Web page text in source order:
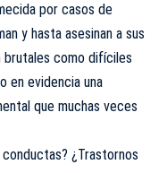
por casos de
y hasta asesinan a sus
brutales como difíciles
en evidencia una
que muchas veces
¿Trastornos